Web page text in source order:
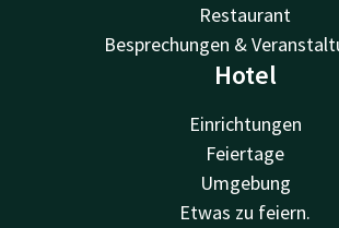
Restaurant
Besprechungen &
Hotel
Einrichtungen
Feiertage
Umgebung
Etwas zu feiern.